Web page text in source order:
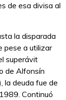
de esa divisa al
la disparada
pese a utilizar
superávit
de Alfonsín
la deuda fue de
Continuó